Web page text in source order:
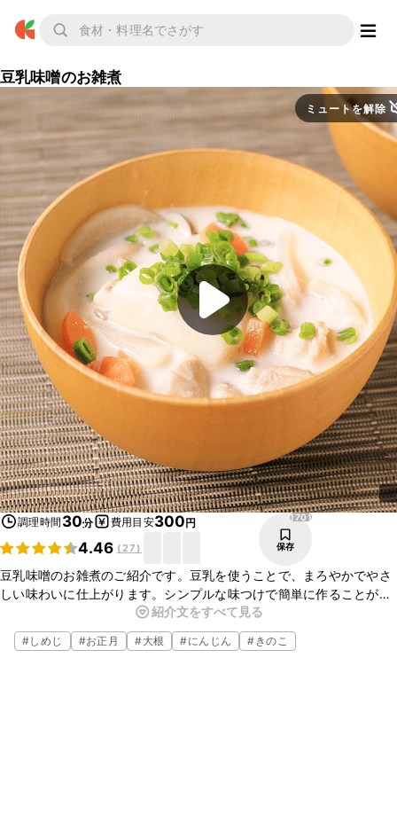
豆乳味噌のお雑煮
ミュートを解除
調理時間 30分 費用目安300円
4.46 (27)
1701
保存
豆乳味噌のお雑煮のご紹介です。豆乳を使うことで、まろやかでやさ
しい味わいに仕上がります。シンプルな味つけで簡単に作ることがで
きますよ。ぜひお試しくださいね。紹介文をすべて見る
#しめじ #お正月 #大根 #にんじん # きのこ